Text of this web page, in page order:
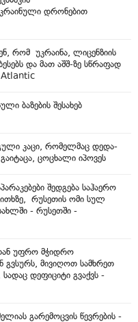
დრონებით
რომ უკრაინა, ლიცენზიის
და მათ აშშ-ზე სწრაფად
Atlantic
ბაზების შესახებ
კაცი, რომელმაც დედა-
ცოცხალი იპოვეს
შედგება საჰაერო
რუსეთის ომი სულ
- რუსეთში -
უფრო მჭიდრო
გვსურს, მივიღოთ სამხრეთ
დეფიციტი გვაქვს -
გარემოცვის წევრების -